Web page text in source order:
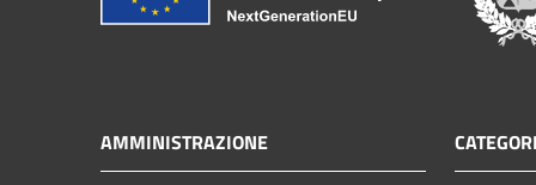
AMMINISTRAZIONE